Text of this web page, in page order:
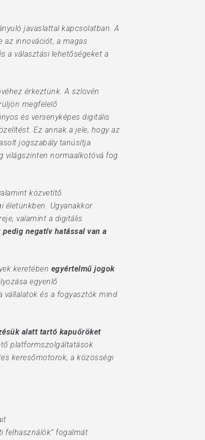
javaslattal kapcsolatban. A
innovációt, a magas
a választási lehetőségeket a
érkeztünk. A szlovén
megfelelő
és versenyképes digitális
Ez annak a jele, hogy az
jogszabály tanúsítja
világszinten normaalkotóvá fog
közvetítő
életünkben. Ugyanakkor
valamint a digitális
pedig negatív hatással van a
keretében egyértelmű jogok
egyenlő
vállalatok és a fogyasztók mind
alatt tartó kapuőröket
platformszolgáltatások
keresőmotorok, a közösségi
felhasználók” fogalmát